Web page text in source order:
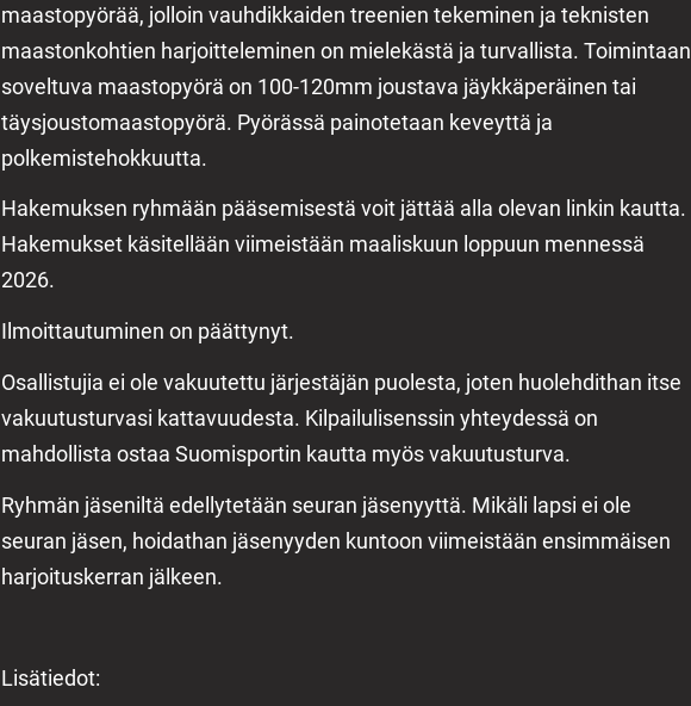
maastopyörää, jolloin vauhdikkaiden treenien tekeminen ja teknisten
maastonkohtien harjoitteleminen on mielekästä ja turvallista. Toimintaan
soveltuva maastopyörä on 100-120mm joustava jäykkäperäinen tai
täysjoustomaastopyörä. Pyörässä painotetaan keveyttä ja
polkemistehokkuutta.
Hakemuksen ryhmään pääsemisestä voit jättää alla olevan linkin kautta.
Hakemukset käsitellään viimeistään maaliskuun loppuun mennessä
2026.
Ilmoittautuminen on päättynyt.
Osallistujia ei ole vakuutettu järjestäjän puolesta, joten huolehdithan itse
vakuutusturvasi kattavuudesta. Kilpailulisenssin yhteydessä on
mahdollista ostaa Suomisportin kautta myös vakuutusturva.
Ryhmän jäseniltä edellytetään seuran jäsenyyttä. Mikäli lapsi ei ole
seuran jäsen, hoidathan jäsenyyden kuntoon viimeistään ensimmäisen
harjoituskerran jälkeen.
Lisätiedot: